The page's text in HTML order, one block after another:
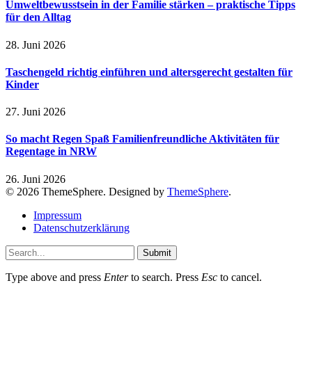
Umweltbewusstsein in der Familie stärken – praktische Tipps
für den Alltag
28. Juni 2026
Taschengeld richtig einführen und altersgerecht gestalten für
Kinder
27. Juni 2026
So macht Regen Spaß Familienfreundliche Aktivitäten für
Regentage in NRW
26. Juni 2026
© 2026 ThemeSphere. Designed by ThemeSphere.
Impressum
Datenschutzerklärung
Submit
Type above and press Enterto search. Press Esc to cancel.